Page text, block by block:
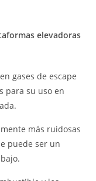
elevadoras
gases de escape
para su uso en
más ruidosas
puede ser un